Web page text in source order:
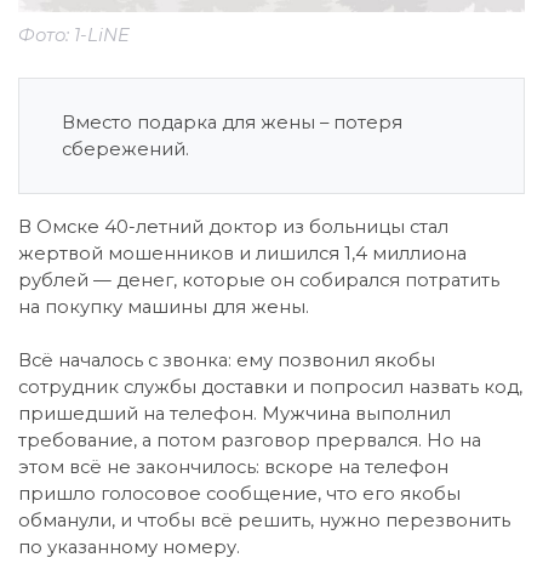
Фото: 1-LiNE
Вместо подарка для жены – потеря
сбережений.
В Омске 40-летний доктор из больницы стал
жертвой мошенников и лишился 1,4 миллиона
рублей — денег, которые он собирался потратить
на покупку машины для жены.
Всё началось с звонка: ему позвонил якобы
сотрудник службы доставки и попросил назвать код,
пришедший на телефон. Мужчина выполнил
требование, а потом разговор прервался. Но на
этом всё не закончилось: вскоре на телефон
пришло голосовое сообщение, что его якобы
обманули, и чтобы всё решить, нужно перезвонить
по указанному номеру.